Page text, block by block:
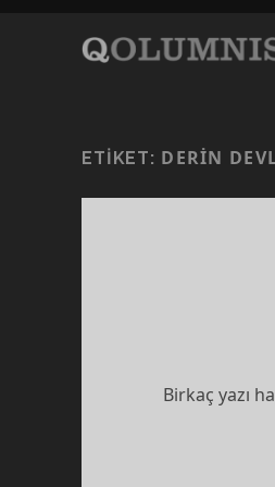
ETIKET: DERIN
Birkaç yazı